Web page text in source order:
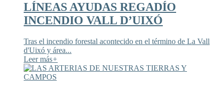
LÍNEAS AYUDAS REGADÍO
INCENDIO VALL D’UIXÓ
Tras el incendio forestal acontecido en el término de La Vall
d'Uixó y área...
Leer más+